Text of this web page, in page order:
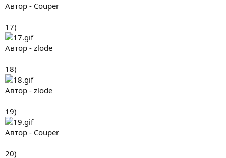
Автор - Couper
17)
Автор - zlode
18)
Автор - zlode
19)
Автор - Couper
20)